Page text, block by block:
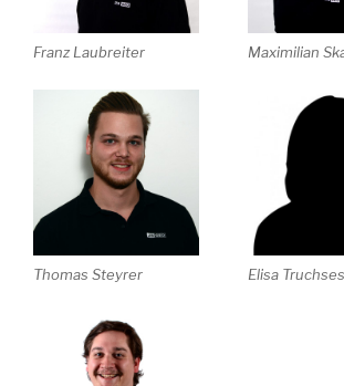
Franz Laubreiter Maximilian
Thomas Steyrer Elisa Truchses